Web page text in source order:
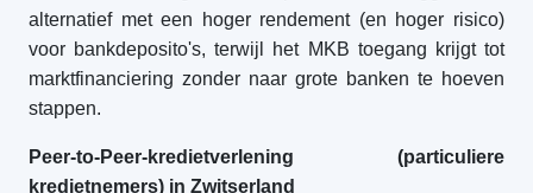
alternatief met een hoger rendement (en hoger risico)
voor bankdeposito's, terwijl het MKB toegang krijgt tot
marktfinanciering zonder naar grote banken te hoeven
stappen.
Peer-to-Peer-kredietverlening (particuliere
kredietnemers) in Zwitserland